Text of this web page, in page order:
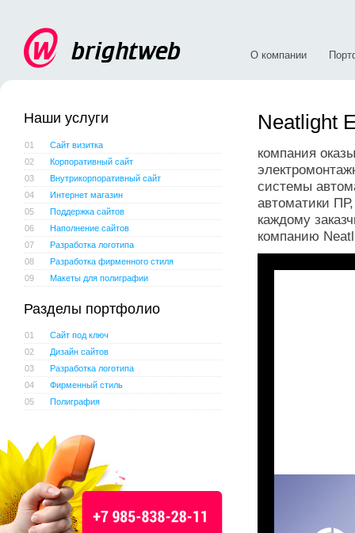
О компании
Neatlight
компания
системы
автоматики
каждому
компанию
Наши услуги
01
Сайт визитка
02
Корпоративный сайт
03
Внутрикорпоративный сайт
04
Интернет магазин
05
Поддержка сайтов
06
Наполнение сайтов
07
Разработка логотипа
08
Разработка фирменного стиля
09
Макеты для полиграфии
Разделы портфолио
01
Сайт под ключ
02
Дизайн сайтов
03
Разработка логотипа
04
Фирменный стиль
05
Полиграфия